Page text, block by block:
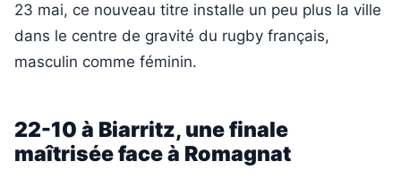
23 mai, ce nouveau titre installe un peu plus la ville
dans le centre de gravité du rugby français,
masculin comme féminin.
22-10 à Biarritz, une finale
maîtrisée face à Romagnat